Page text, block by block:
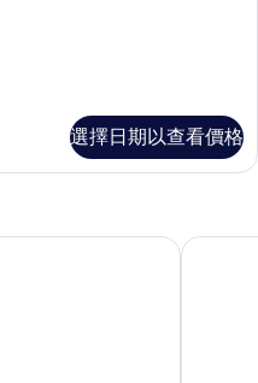
選擇日期以查看價格
英皇駿